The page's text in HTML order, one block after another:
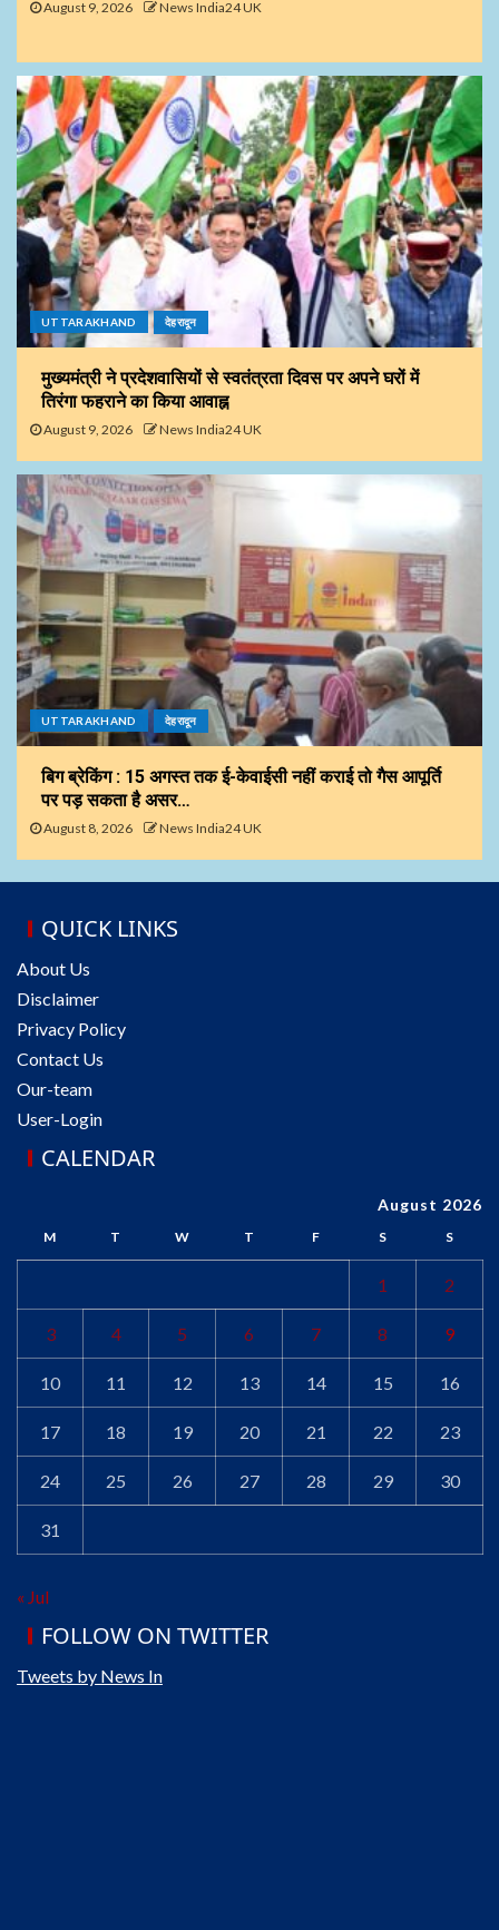
August 9, 2026 News India24 UK
UTTARAKHAND देहरादून
मुख्यमंत्री ने प्रदेशवासियों से स्वतंत्रता दिवस पर अपने घरों में
तिरंगा फहराने का किया आवाह्न
August 9, 2026 News India24 UK
UTTARAKHAND देहरादून
बिग ब्रेकिंग : 15 अगस्त तक ई-केवाईसी नहीं कराई तो गैस आपूर्ति
पर पड़ सकता है असर…
August 8, 2026 News India24 UK
QUICK LINKS
About Us
Disclaimer
Privacy Policy
Contact Us
Our-team
User-Login
CALENDAR
August 2026
M T W T F S S
1 2
3 4 5 6 7 8 9
10 11 12 13 14 15 16
17 18 19 20 21 22 23
24 25 26 27 28 29 30
31
« Jul
FOLLOW ON TWITTER
Tweets by News In